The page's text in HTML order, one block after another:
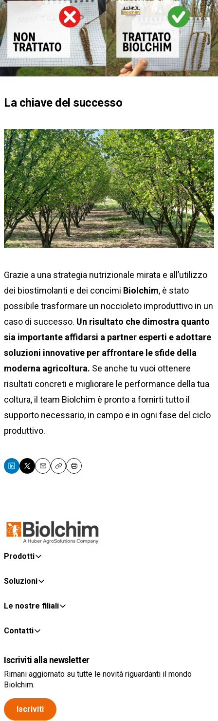
La chiave del successo
Grazie a una strategia nutrizionale mirata e all’utilizzo
dei biostimolanti e dei concimi Biolchim, è stato
possibile trasformare un noccioleto improduttivo in un
caso di successo. Un risultato che dimostra quanto
sia importante affidarsi a partner esperti e adottare
soluzioni innovative per affrontare le sfide della
moderna agricoltura. Se anche tu vuoi ottenere
risultati concreti e migliorare le performance della tua
coltura, il team Biolchim è pronto a fornirti tutto il
supporto necessario, in campo e in ogni fase del ciclo
produttivo.
EmailCopyPrint
Prodotti
Soluzioni
Le nostre filiali
Contatti
Iscriviti alla newsletter
Rimani aggiornato su tutte le novità riguardanti il mondo
Biolchim.
Iscriviti